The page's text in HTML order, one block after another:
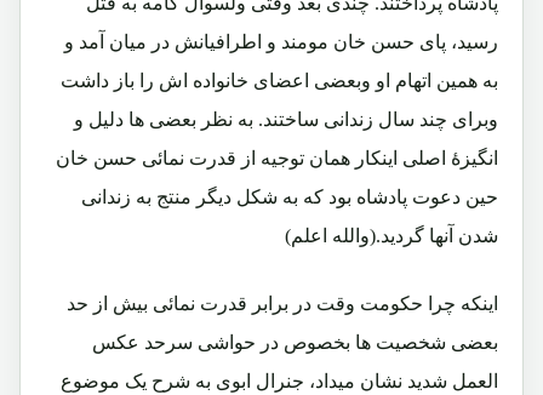
رسید، پای حسن خان مومند و اطرافیانش در میان آمد و
به همین اتهام او وبعضی اعضای خانواده اش را باز داشت
وبرای چند سال زندانی ساختند. به نظر بعضی ها دلیل و
انگیزۀ اصلی اینکار همان توجیه از قدرت نمائی حسن خان
حین دعوت پادشاه بود که به شکل دیگر منتج به زندانی
شدن آنها گردید.(والله اعلم)
اینکه چرا حکومت وقت در برابر قدرت نمائی بیش از حد
بعضی شخصیت ها بخصوص در حواشی سرحد عکس
العمل شدید نشان میداد، جنرال ابوی به شرح یک موضوع